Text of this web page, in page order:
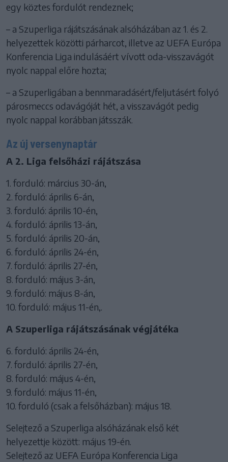
egy köztes fordulót rendeznek;
– a Szuperliga rájátszásának alsóházában az 1. és 2.
helyezettek közötti párharcot, illetve az UEFA Európa
Konferencia Liga indulásáért vívott oda-visszavágót
nyolc nappal előre hozta;
– a Szuperligában a bennmaradásért/feljutásért folyó
párosmeccs odavágóját hét, a visszavágót pedig
nyolc nappal korábban játsszák.
Az új versenynaptár
A 2. Liga felsőházi rájátszása
1. forduló: március 30-án,
2. forduló: április 6-án,
3. forduló: április 10-én,
4. forduló: április 13-án,
5. forduló: április 20-án,
6. forduló: április 24-én,
7. forduló: április 27-én,
8. forduló: május 3-án,
9. forduló: május 8-án,
10. forduló: május 11-én,.
A Szuperliga rájátszásának végjátéka
6. forduló: április 24-én,
7. forduló: április 27-én,
8. forduló: május 4-én,
9. forduló: május 11-én,
10. forduló (csak a felsőházban): május 18.
Selejtező a Szuperliga alsóházának első két
helyezettje között: május 19-én.
Selejtező az UEFA Európa Konferencia Liga